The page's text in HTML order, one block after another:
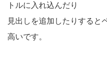
トルに入れ込んだり
見出しを追加したりすると
高いです。